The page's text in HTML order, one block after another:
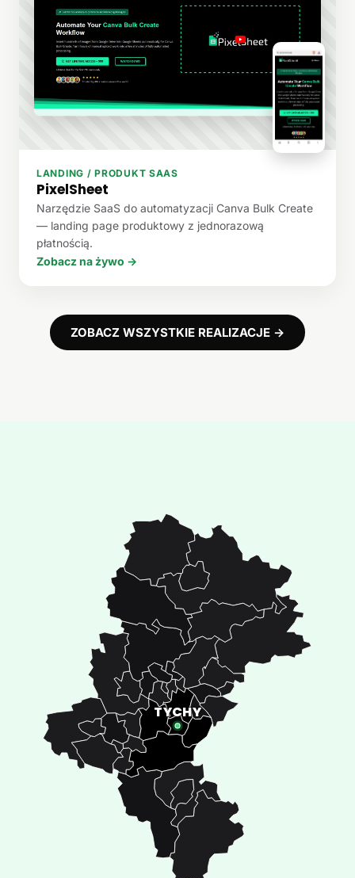
LANDING / PRODUKT SAAS
PixelSheet
Narzędzie SaaS do automatyzacji Canva Bulk Create
— landing page produktowy z jednorazową
płatnością.
Zobacz na żywo →
ZOBACZ WSZYSTKIE REALIZACJE →